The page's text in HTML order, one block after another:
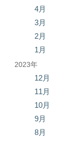
4月
3月
2月
1月
2023年
12月
11月
10月
9月
8月